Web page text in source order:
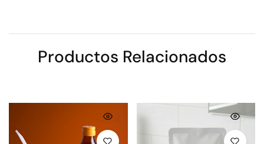
Productos Relacionados